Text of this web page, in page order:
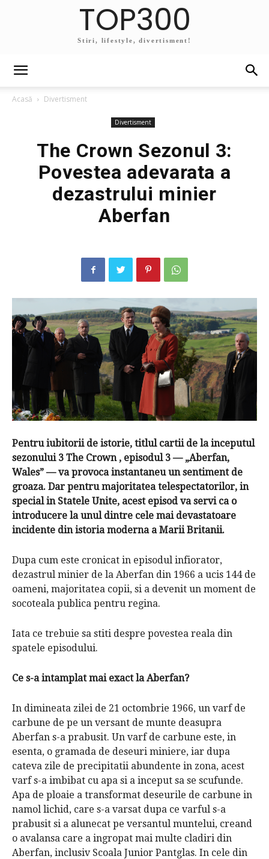
TOP300
Stiri, lifestyle, divertisment!
Acasă Divertisment
Divertisment
The Crown Sezonul 3:
Povestea adevarata a
dezastrului minier
Aberfan
Pentru iubitorii de istorie, titlul cartii de la inceputul
sezonului 3 The Crown, episodul 3 — „Aberfan,
Wales” — va provoca instantaneu un sentiment de
groaza. Dar pentru majoritatea telespectatorilor, in
special in Statele Unite, acest episod va servi ca o
introducere la unul dintre cele mai devastatoare
incidente din istoria moderna a Marii Britanii.
Dupa cum este cronicat in episodul infiorator,
dezastrul minier de la Aberfan din 1966 a ucis 144 de
oameni, majoritatea copii, si a devenit un moment de
socoteala publica pentru regina.
Iata ce trebuie sa stiti despre povestea reala din
spatele episodului.
Ce s-a intamplat mai exact la Aberfan?
In dimineata zilei de 21 octombrie 1966, un varf de
carbune de pe un versant de munte deasupra
Aberfan s-a prabusit. Un varf de carbune este, in
esenta, o gramada de deseuri miniere, iar dupa
cateva zile de precipitatii abundente in zona, acest
varf s-a imbibat cu apa si a inceput sa se scufunde.
Apa de ploaie a transformat deseurile de carbune in
namol lichid, care s-a varsat dupa ce varful s-a
prabusit si a alunecat pe versantul muntelui, creand
o avalansa care a ingropat mai multe cladiri din
Aberfan, inclusiv Scoala Junior Pantglas. In cele din